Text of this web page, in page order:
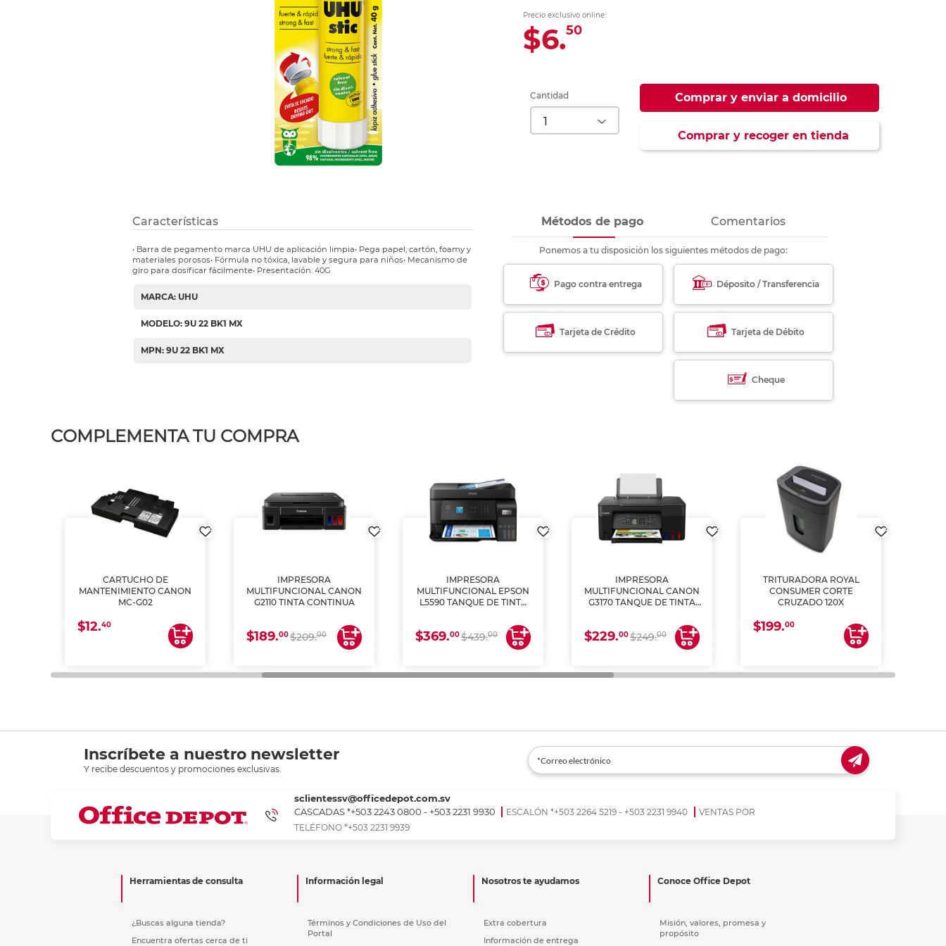
Ver más
Refuerzos para carpeta
Ver más
Ver más
Precio exclusivo online:
$6.50
Cantidad Comprar y enviar a domicilio
Comprar y recoger en tienda
Características
• Barra de pegamento marca UHU de aplicación limpia• Pega papel, cartón, foamy y
materiales porosos• Fórmula no tóxica, lavable y segura para niños• Mecanismo de
giro para dosificar fácilmente• Presentación: 40G
MARCA: UHU
MODELO: 9U 22 BK1 MX
MPN: 9U 22 BK1 MX
Métodos de pago Comentarios
Ponemos a tu disposición los siguientes métodos de pago:
Pago contra entrega Déposito / Transferencia
Tarjeta de Crédito Tarjeta de Débito
Cheque
COMPLEMENTA TU COMPRA
CARTUCHO DE
MANTENIMIENTO CANON
MC-G02
$12.40
IMPRESORA
MULTIFUNCIONAL CANON
G2110 TINTA CONTINUA
$189.00$209.00
IMPRESORA
MULTIFUNCIONAL EPSON
L5590 TANQUE DE TINTA
$369.00$439.00
IMPRESORA
MULTIFUNCIONAL CANON
G3170 TANQUE DE TINTA
$229.00$249.00
TRITURADORA ROYAL
CONSUMER CORTE
CRUZADO 120X
$199.00
Inscríbete a nuestro newsletter
Y recibe descuentos y promociones exclusivas.
sclientessv@officedepot.com.sv
CASCADAS *+503 2243 0800 - +503 2231 9930
ESCALÓN *+503 2264 5219 - +503 2231 9940
VENTAS POR
TELÉFONO *+503 2231 9939
Herramientas de consulta
¿Buscas alguna tienda?
Encuentra ofertas cerca de ti
Información legal
Términos y Condiciones de Uso del
Portal
Nosotros te ayudamos
Extra cobertura
Información de entrega
Conoce Office Depot
Misión, valores, promesa y
propósito